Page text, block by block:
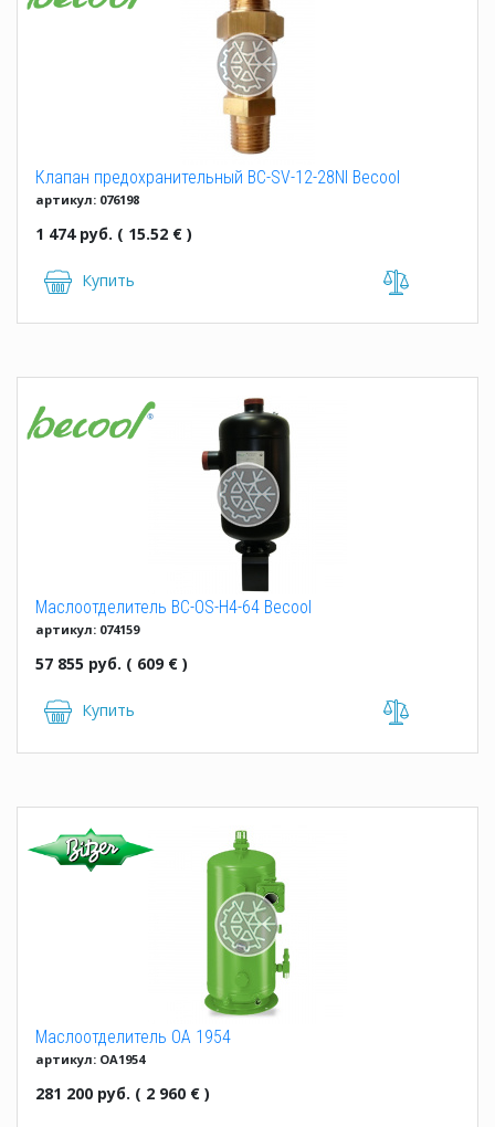
Клапан предохранительный BC-SV-12-28NI Becool
артикул: 076198
1 474 руб. ( 15.52 € )
Купить
Маслоотделитель BC-OS-H4-64 Becool
артикул: 074159
57 855 руб. ( 609 € )
Купить
Маслоотделитель OA 1954
артикул: OA1954
281 200 руб. ( 2 960 € )